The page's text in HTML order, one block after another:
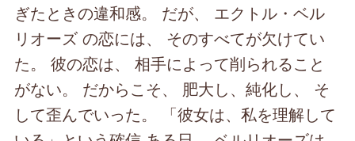
ぎたときの違和感。 だが、 エクトル・ベル
リオーズ の恋には、 そのすべてが欠けてい
た。 彼の恋は、 相手によって削られること
がない。 だからこそ、 肥大し、純化し、 そ
して歪んでいった。 「彼女は、私を理解して